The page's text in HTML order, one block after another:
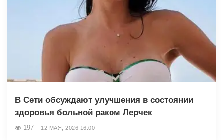
В Сети обсуждают улучшения в состоянии
здоровья больной раком Лерчек
197 12 МАЯ, 2026 16:00